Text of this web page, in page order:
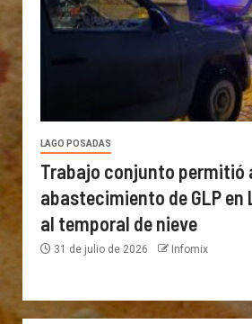
LAGO POSADAS
Trabajo conjunto permitió
abastecimiento de GLP en
al temporal de nieve
31 de julio de 2026 Infomix